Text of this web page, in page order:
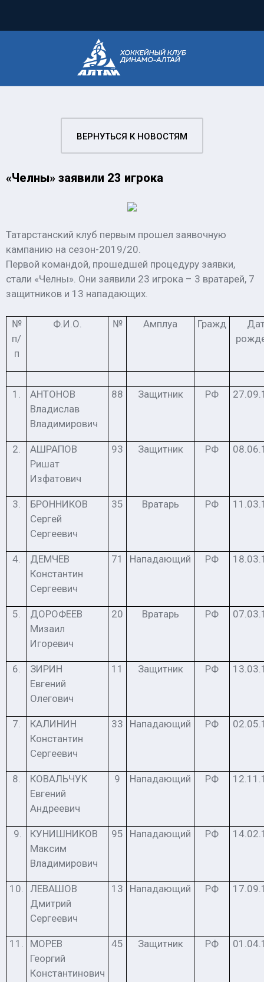
ВЕРНУТЬСЯ К НОВОСТЯМ
«Челны» заявили 23 игрока
Татарстанский клуб первым прошел заявочную
кампанию на сезон-2019/20.
Первой командой, прошедшей процедуру заявки,
стали «Челны». Они заявили 23 игрока – 3 вратарей, 7
защитников и 13 нападающих.
№
п/
п
Ф.И.О. № Амплуа Гражд
1.
АНТОНОВ
Владислав
Владимирович
88 Защитник РФ
2.
АШРАПОВ
Ришат
Изфатович
93 Защитник РФ
3.
БРОННИКОВ
Сергей
Сергеевич
35 Вратарь РФ
4.
ДЕМЧЕВ
Константин
Сергеевич
71 Нападающий РФ
5.
ДОРОФЕЕВ
Мизаил
Игоревич
20 Вратарь РФ
6.
ЗИРИН
Евгений
Олегович
11 Защитник РФ
7.
КАЛИНИН
Константин
Сергеевич
33 Нападающий РФ
8.
КОВАЛЬЧУК
Евгений
Андреевич
9 Нападающий РФ
9.
КУНИШНИКОВ
Максим
Владимирович
95 Нападающий РФ
10. ЛЕВАШОВ
Дмитрий
Сергеевич
13 Нападающий РФ
11.
МОРЕВ
Георгий
Константинович
45 Защитник РФ